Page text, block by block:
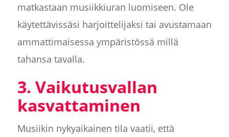
matkastaan musiikkiuran luomiseen. Ole
käytettävissäsi harjoittelijaksi tai avustamaan
ammattimaisessa ympäristössä millä
tahansa tavalla.
3. Vaikutusvallan
kasvattaminen
Musiikin nykyaikainen tila vaatii, että